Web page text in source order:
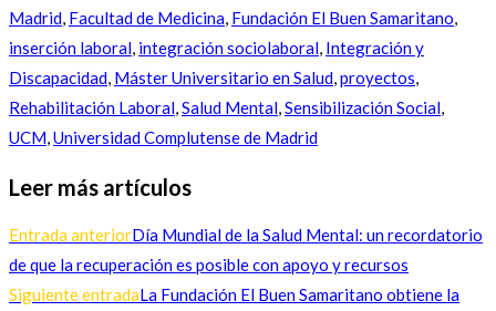
Madrid, Facultad de Medicina, Fundación El Buen Samaritano,
inserción laboral, integración sociolaboral, Integración y
Discapacidad, Máster Universitario en Salud,proyectos,
Rehabilitación Laboral,Salud Mental,Sensibilización Social,
UCM,Universidad Complutense de Madrid
Leer más artículos
Entrada anteriorDía Mundial de la Salud Mental: un recordatorio
de que la recuperación es posible con apoyo y recursos
Siguiente entradaLa Fundación El Buen Samaritano obtiene la